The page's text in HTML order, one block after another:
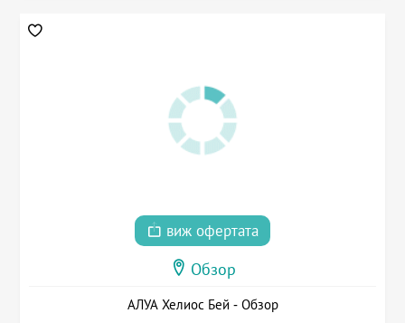
виж офертата
Обзор
АЛУА Хелиос Бей - Обзор